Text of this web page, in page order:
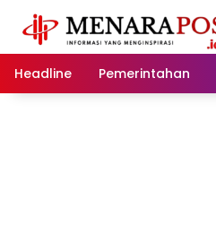
konten
Headline
Pemerintahan